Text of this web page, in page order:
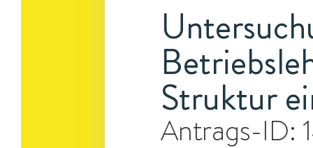
Struktur
Antrags-ID: